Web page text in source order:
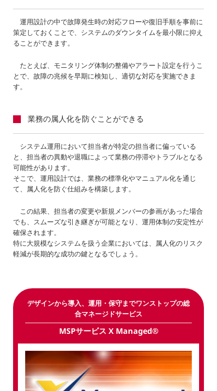
運用設計の中で故障発生時の対応フローや復旧手順を事前に
策定しておくことで、システムのダウンタイムを最小限に抑え
ることができます。
たとえば、モニタリング体制の整備やアラート設定を行うこ
とで、故障の兆候を早期に検知し、適切な対応を実施できま
す。
業務の属人化を防ぐことができる
システム運用において担当者が特定の担当者に偏っている
と、担当者の異動や退職によって業務の停滞やトラブルとなる
可能性があります。
そこで、運用設計では、業務の標準化やマニュアル化を通じ
て、属人化を防ぐ仕組みを構築します。
この結果、担当者の変更や新規メンバーの参画があった場合
でも、スムーズな引き継ぎが可能となり、運用体制の安定性が
確保されます。
特に大規模なシステムを扱う企業においては、属人化のリスク
軽減が長期的な成功の鍵となるでしょう。
デザインから導入、運用・保守までワンストップの総
合マネージドサービス
MSPサービス X Managed®